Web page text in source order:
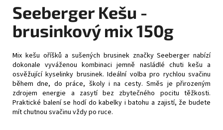
Seeberger Kešu -
brusinkový mix 150g
Mix kešu oříšků a sušených brusinek značkySeeberger nabízí
dokonale vyváženou kombinaci jemně nasládlé chuti kešu a
osvěžující kyselinky brusinek. Ideální volba pro rychlou svačinu
během dne, do práce, školy i na cesty. Směs je přirozeným
zdrojem energie a zasytí bez zbytečného pocitu těžkosti.
Praktické balení se hodí do kabelky i batohu a zajistí, že budete
mít chutnou svačinu vždy po ruce.